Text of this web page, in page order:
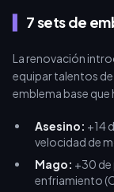
7 sets de
La renovación
equipar talentos de
emblema base que
Asesino: +14
velocidad de
Mago: +30
enfriamiento